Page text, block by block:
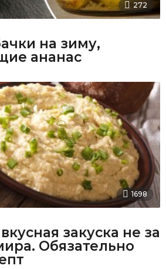
272
на зиму,
ананас
1698
закуска не за
Обязательно